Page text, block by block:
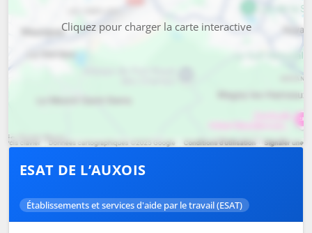
Cliquez pour charger la carte interactive
ESAT DE L’AUXOIS
Établissements et services d'aide par le travail (ESAT)